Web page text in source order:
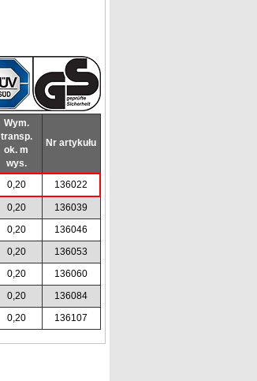
Wym.
transp.
ok. m
wys.
Nr artykułu
0,20 136022
0,20
136039
0,20
136046
0,20
136053
0,20
136060
0,20
136084
0,20 136107